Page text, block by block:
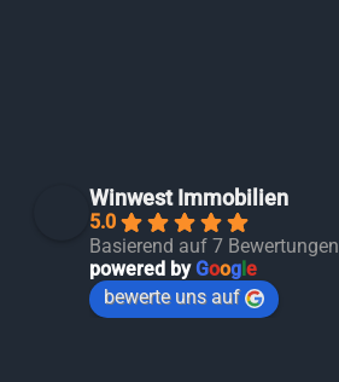
Winwest Immobilien
5.0
Basierend auf 7 Bewertungen
powered byGoogle
bewerte uns auf